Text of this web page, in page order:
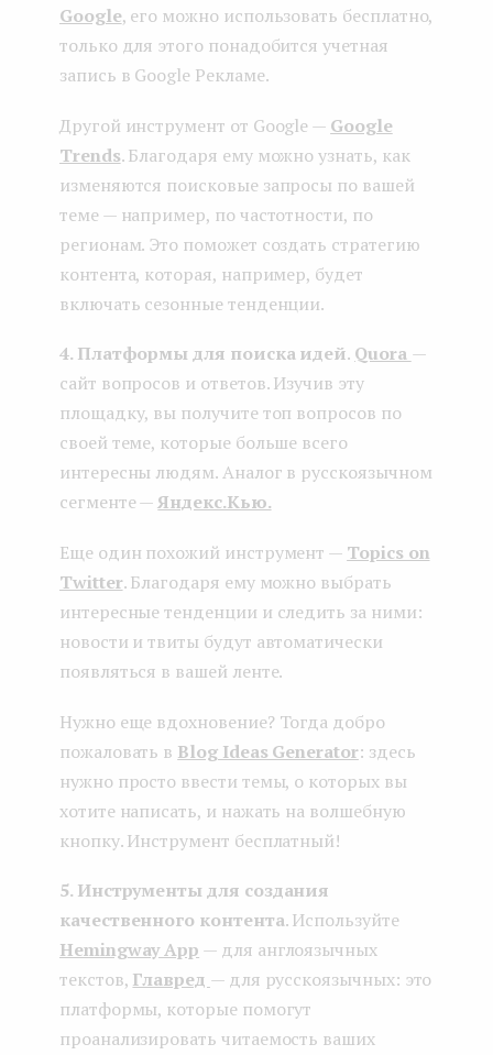
Google, его можно использовать бесплатно,
только для этого понадобится учетная
запись в Google Рекламе.
Другой инструмент от Google — Google
Trends. Благодаря ему можно узнать, как
изменяются поисковые запросы по вашей
теме — например, по частотности, по
регионам. Это поможет создать стратегию
контента, которая, например, будет
включать сезонные тенденции.
4. Платформы для поиска идей. Quora —
сайт вопросов и ответов. Изучив эту
площадку, вы получите топ вопросов по
своей теме, которые больше всего
интересны людям. Аналог в русскоязычном
сегменте —Яндекс.Кью.
Еще один похожий инструмент — Topics on
Twitter. Благодаря ему можно выбрать
интересные тенденции и следить за ними:
новости и твиты будут автоматически
появляться в вашей ленте.
Нужно еще вдохновение? Тогда добро
пожаловать в Blog Ideas Generator: здесь
нужно просто ввести темы, о которых вы
хотите написать, и нажать на волшебную
кнопку. Инструмент бесплатный!
5. Инструменты для создания
качественного контента. Используйте
Hemingway App — для англоязычных
текстов, Главред — для русскоязычных: это
платформы, которые помогут
проанализировать читаемость ваших